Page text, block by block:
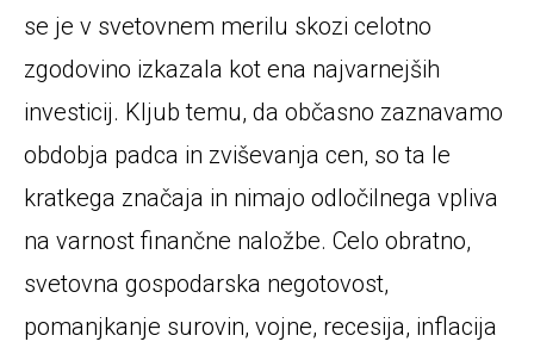
se je v svetovnem merilu skozi celotno
zgodovino izkazala kot ena najvarnejših
investicij. Kljub temu, da občasno zaznavamo
obdobja padca in zviševanja cen, so ta le
kratkega značaja in nimajo odločilnega vpliva
na varnost finančne naložbe. Celo obratno,
svetovna gospodarska negotovost,
pomanjkanje surovin, vojne, recesija, inflacija